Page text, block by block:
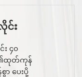
း
၄၀
၏ထုတ်ကုန်
ာ ပေးပို့